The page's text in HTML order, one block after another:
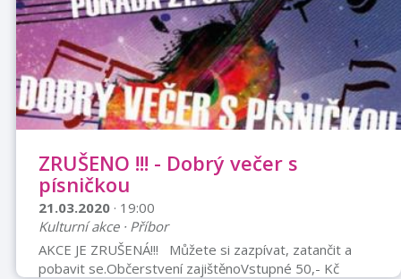
ZRUŠENO !!! - Dobrý večer s
písničkou
21.03.2020 · 19:00
Kulturní akce · Příbor
AKCE JE ZRUŠENÁ!!! Můžete si zazpívat, zatančit a
pobavit se.Občerstvení zajištěnoVstupné 50,- Kč